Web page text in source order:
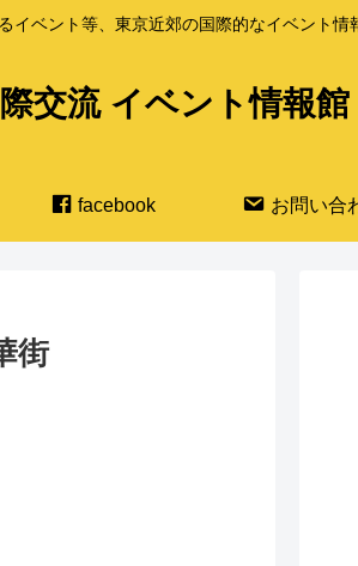
ベント等、東京近郊の国際的なイベント情
交流 イベント情報館
facebook お問い合
街